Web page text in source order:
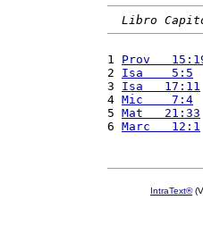
Libro
1 Prov
2 Isa    5:5
3 Isa   17:11
4 Mic    7:4
5 Mat   21:33
6 Marc   12:1
IntraText®